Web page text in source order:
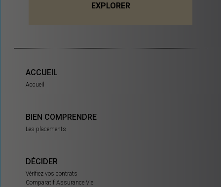
EXPLORER
ACCUEIL
Accueil
BIEN COMPRENDRE
Les placements
DÉCIDER
Vérifiez vos contrats
Comparatif Assurance Vie